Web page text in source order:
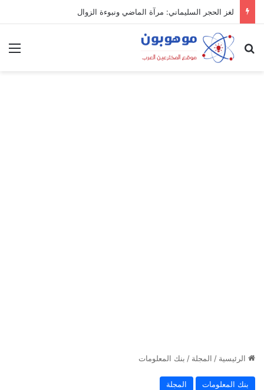
لغز الحجر السليماني: مرآة الماضي ونبوءة الزوال
بحث عن
الرئيسية / المجلة / بنك المعلومات
بنك المعلومات المجلة